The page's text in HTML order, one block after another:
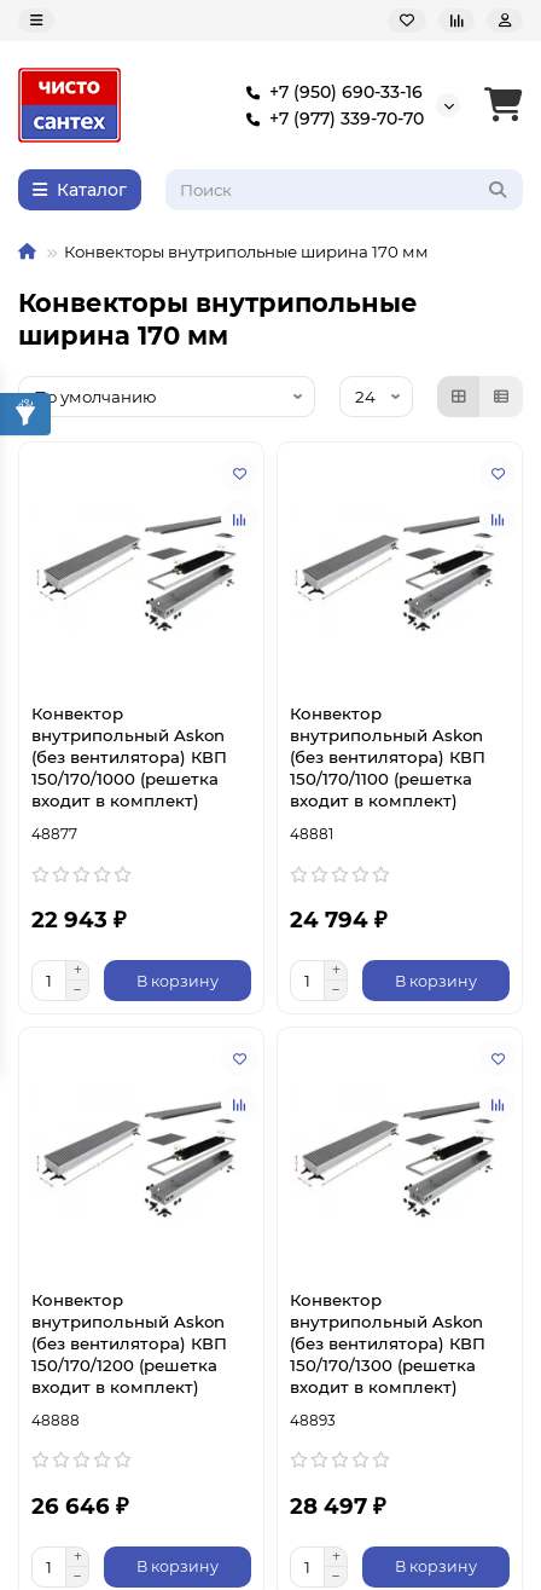
+7 (950) 690-33-16
+7 (977) 339-70-70
Каталог
Конвекторы внутрипольные ширина 170 мм
Конвекторы внутрипольные
ширина 170 мм
Конвектор
внутрипольный Askon
(без вентилятора) КВП
150/170/1000 (решетка
входит в комплект)
48877
22 943 ₽
В корзину
Конвектор
внутрипольный Askon
(без вентилятора) КВП
150/170/1100 (решетка
входит в комплект)
48881
24 794 ₽
В корзину
Конвектор
внутрипольный Askon
(без вентилятора) КВП
150/170/1200 (решетка
входит в комплект)
48888
26 646 ₽
В корзину
Конвектор
внутрипольный Askon
(без вентилятора) КВП
150/170/1300 (решетка
входит в комплект)
48893
28 497 ₽
В корзину